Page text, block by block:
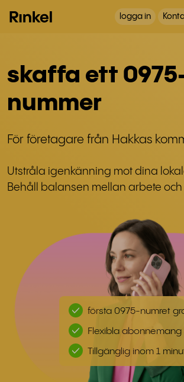
logga in
skaffa ett
nummer
För företagare från Hakkas
Utstråla igenkänning mot dina
Behåll balansen mellan arbete och
första 0975-numret
Flexibla abonnemang
Tillgänglig inom 1